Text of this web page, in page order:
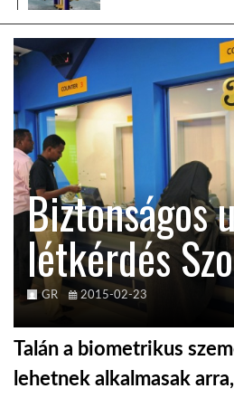
LATIN-AMERIKA
KÖZEL-KELET
AUSZTRÁLIA
A VILÁG ITTHON
MÉDIA
Biztonságos
létkérdés
GR 2015-02-23
Talán a biometrikus
lehetnek alkalmasak